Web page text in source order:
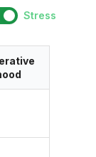
Stress